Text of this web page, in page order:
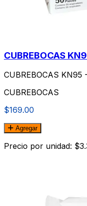
CUBREBOCAS
CUBREBOCAS
CUBREBOCAS
$169.00
Agregar
Precio por unidad: